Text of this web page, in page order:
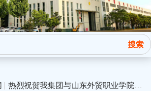
| 热烈祝贺我集团与山东外贸职业学院达